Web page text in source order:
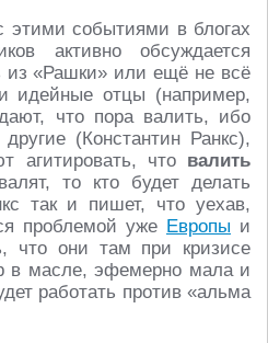
этими событиями в блогах
активно обсуждается
из «Рашки» или ещё не всё
идейные отцы (например,
что пора валить, ибо
(Константин Ранкс),
агитировать, что валить
то кто будет делать
так и пишет, что уехав,
проблемой уже Европы и
что они там при кризисе
в масле, эфемерно мала и
работать против «альма